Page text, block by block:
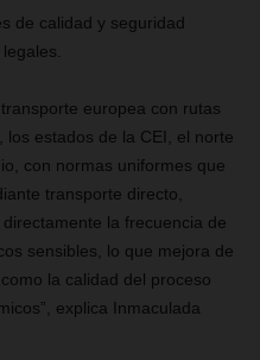
de calidad y seguridad
europea con rutas
estados de la CEI, el norte
con normas uniformes que
transporte directo,
la frecuencia de
sensibles, lo que mejora de
la calidad del proceso
explica Inmaculada